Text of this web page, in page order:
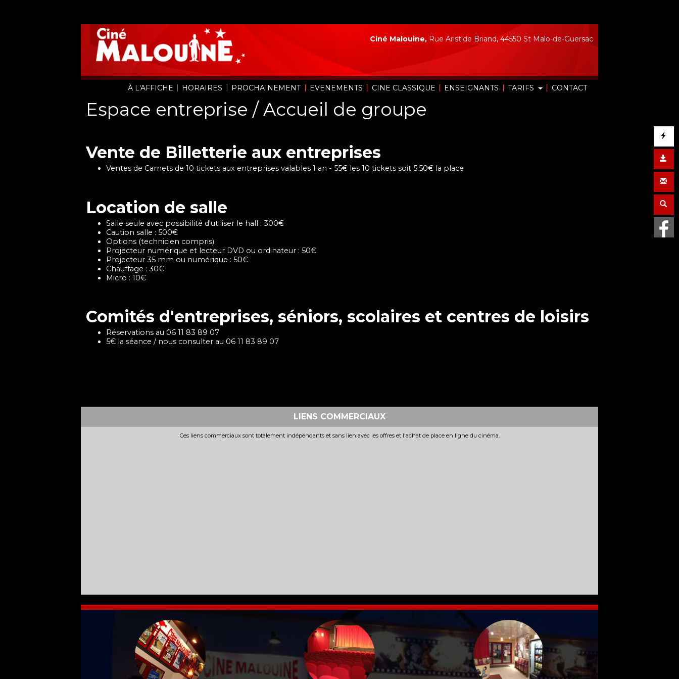
À L'AFFICHE | HORAIRES | PROCHAINEMENT | EVENEMENTS | CINE CLASSIQUE | ENSEIGNANTS | TARIFS | CONTACT
Ciné Malouine, Rue Aristide Briand, 44550 St Malo-de-Guersac
Espace entreprise / Accueil de groupe
Vente de Billetterie aux entreprises
Ventes de Carnets de 10 tickets aux entreprises valables 1 an - 55€ les 10 tickets soit 5.50€ la place
Location de salle
Salle seule avec possibilité d'utiliser le hall : 300€
Caution salle : 500€
Options (technicien compris) :
Projecteur numérique et lecteur DVD ou ordinateur : 50€
Projecteur 35 mm ou numérique : 50€
Chauffage : 30€
Micro : 10€
Comités d'entreprises, séniors, scolaires et centres de loisirs
Réservations au 06 11 83 89 07
5€ la séance / nous consulter au 06 11 83 89 07
LIENS COMMERCIAUX
Ces liens commerciaux sont totalement indépendants et sans lien avec les offres et l'achat de place en ligne du cinéma.